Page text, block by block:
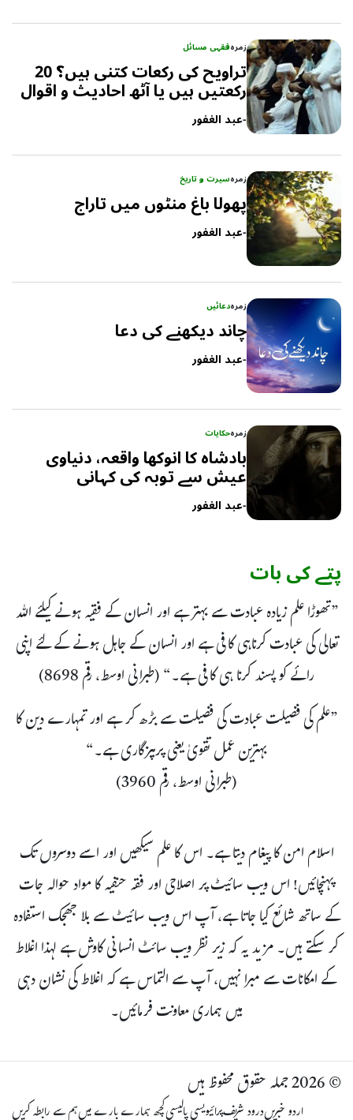
زمرہفقہی مسائل
تراویح کی رکعات کتنی ہیں؟ 20
رکعتیں ہیں یا آٹھ احادیث و اقوال
-عبد الغفور
زمرہسیرت و تاریخ
پھولا باغ منٹوں میں تاراج
-عبد الغفور
زمرہدعائیں
چاند دیکھنے کی دعا
-عبد الغفور
زمرہحکایات
بادشاہ کا انوکھا واقعہ، دنیاوی
عیش سے توبہ کی کہانی
-عبد الغفور
پتے کی بات
”تھوڑا علم زیادہ عبادت سے بہتر ہے اور انسان کے فقیہ ہونے کیلئے اللہ
تعالی کی عبادت کرناہی کافی ہے اور انسان کے جاہل ہونے کے لئے اپنی
رائے کو پسند کرنا ہی کافی ہے۔“ (طبرانی اوسط، رقم 8698)
”علم کی فضیلت عبادت کی فضیلت سے بڑھ کر ہے اور تمہارے دین کا
بہترین عمل تقویٰ یعنی پرہیزگاری ہے۔“
(طبرانی اوسط، رقم 3960)
اسلام امن کا پیغام دیتا ہے۔ اس کا علم سیکھیں اور اسے دوسروں تک
پہنچائیں! اس ویب سائیٹ پر اصلاحی اور فقہ حنفیہ کا مواد حوالہ جات
کے ساتھ شائع کیا جاتا ہے، آپ اس ویب سائیٹ سے بلا جھجک استفادہ
کر سکتے ہیں۔ مزید یہ کہ زیر نظر ویب سائٹ انسانی کاوش ہے لہذا اغلاط
کے امکانات سے مبرا نہیں، آپ سے التماس ہے کہ اغلاط کی نشان دہی
میں ہماری معاونت فرمائیں۔
© 2026 جملہ حقوق محفوظ ہیں
اردو خبریںدرود شریفپرائیویسی پالیسیکچھ ہمارے بارے میںہم سے رابطہ کریں